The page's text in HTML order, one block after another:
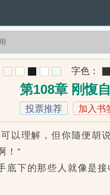
字色：
第108章 刚愎
投票推荐 加入书
理解，但你隨便胡
！”
的那些人就像是接